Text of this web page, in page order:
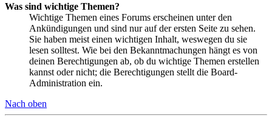
Was sind wichtige Themen?
Wichtige Themen eines Forums erscheinen unter den
Ankündigungen und sind nur auf der ersten Seite zu sehen.
Sie haben meist einen wichtigen Inhalt, weswegen du sie
lesen solltest. Wie bei den Bekanntmachungen hängt es von
deinen Berechtigungen ab, ob du wichtige Themen erstellen
kannst oder nicht; die Berechtigungen stellt die Board-
Administration ein.
Nach oben